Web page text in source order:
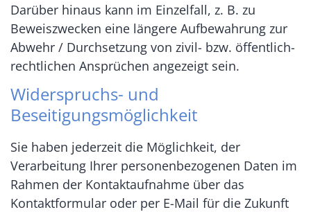
Darüber hinaus kann im Einzelfall, z. B. zu
Beweiszwecken eine längere Aufbewahrung zur
Abwehr / Durchsetzung von zivil- bzw. öffentlich-
rechtlichen Ansprüchen angezeigt sein.
Widerspruchs- und
Beseitigungsmöglichkeit
Sie haben jederzeit die Möglichkeit, der
Verarbeitung Ihrer personenbezogenen Daten im
Rahmen der Kontaktaufnahme über das
Kontaktformular oder per E-Mail für die Zukunft